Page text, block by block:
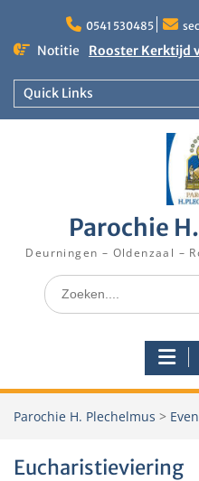
content
0541 530485
Notitie
Rooster Kerktijd
zondag 27
Denekamp
Quick Links
Parochie
Deurningen – Oldenzaal –
Search
for:
Parochie H. Plechelmus >
Eucharistieviering